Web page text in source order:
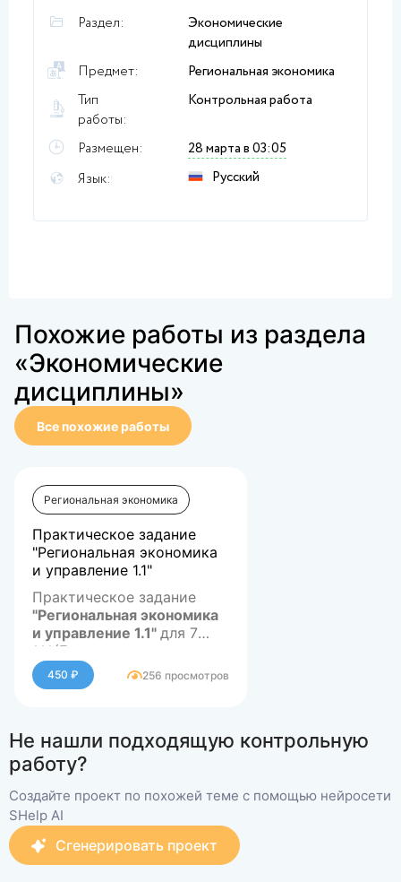
Раздел:
Экономические
дисциплины
Предмет:
Региональная экономика
Тип
работы:
Контрольная работа
Размещен:
28 марта в 03:05
Язык:
Русский
Похожие работы из раздела
«Экономические
дисциплины»
Все похожие работы
Региональная экономика
Практическое задание
"Региональная экономика
и управление 1.1"
Практическое задание
"Региональная экономика
и управление 1.1" для 7
семестра по направлению
обучения ГМУ
***(Если нужна помощь с
другими предметами или
сдачей тестов онлайн, а
- пишите в личные
сообщения)
подходы, на основании
которых осуществляется
выделение кризисных
регионов. Заполните
таблицу.
Задание № 2.
признаки, которыми
должен обладать регион
как объект анализа.
Задание № 1
Перечислите и
охарактеризуйте основные
показатели оценки
450 ₽ 256 просмотров
Не нашли подходящую контрольную
работу?
Создайте проект по похожей теме с помощью нейросети
SHelp AI
Сгенерировать проект